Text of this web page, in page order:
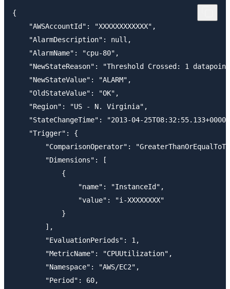
{
    "AWSAccountId": "XXXXXXXXXXXX",
    "AlarmDescription": null,
    "AlarmName": "cpu-80",
"NewStateReason": "Threshold Crossed: 1
    "NewStateValue": "ALARM",
    "OldStateValue": "OK",
    "Region": "US - N. Virginia",
"StateChangeTime": "2013-04-
    "Trigger": {
"ComparisonOperator":
        "Dimensions": [
            {
                "name": "InstanceId",
                "value": "i-XXXXXXXX"
            }
        ],
        "EvaluationPeriods": 1,
        "MetricName": "CPUUtilization",
        "Namespace": "AWS/EC2",
        "Period": 60,